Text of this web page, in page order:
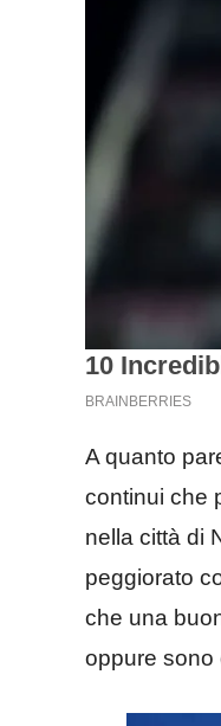
A quanto
continui che
nella città di
peggiorato
che una
oppure sono